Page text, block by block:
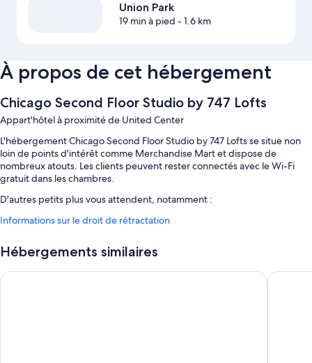
Union Park
19 min à pied - 1.6 km
À propos de cet hébergement
Chicago Second Floor Studio by 747 Lofts
Appart'hôtel à proximité de United Center
L'hébergement Chicago Second Floor Studio by 747 Lofts se situe non
loin de points d'intérêt comme Merchandise Mart et dispose de
nombreux atouts. Les clients peuvent rester connectés avec le Wi-Fi
gratuit dans les chambres.
D'autres petits plus vous attendent, notamment :
Hébergement non-fumeurs et ascenseur
Toutes les chambres de l'hébergement Chicago Second Floor Studio by
747 Lofts sont pourvues de services et équipements comme l'accès Wi-
Informations sur le droit de rétractation
Hébergements similaires
HI Chicago Hostel